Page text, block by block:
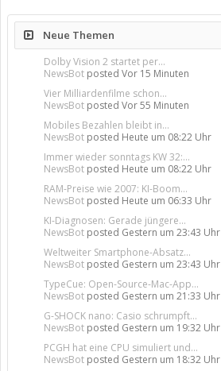
Neue Themen
Dolby Vision 2 startet per...
NewsBot posted Vor 15 Minuten
Vier Milliardenfilme schon...
NewsBot posted Vor 55 Minuten
Mobiles Bezahlen bleibt in...
NewsBot posted Heute um 08:22 Uhr
Immer wieder sonntags KW 32:...
NewsBot posted Heute um 08:22 Uhr
RAM-Preise wie 2007: KI-Boom...
NewsBot posted Heute um 06:33 Uhr
KI-Diagnosen: Gerade jüngere...
NewsBot posted Gestern um 23:43 Uhr
Weltweiter Smartphone-Absatz...
NewsBot posted Gestern um 23:43 Uhr
TypeCue: Open-Source-Mac-App...
NewsBot posted Gestern um 21:33 Uhr
G-SHOCK nano: Casio schrumpft...
NewsBot posted Gestern um 19:32 Uhr
PCGH hat eine CPU simuliert und...
NewsBot posted Gestern um 18:32 Uhr